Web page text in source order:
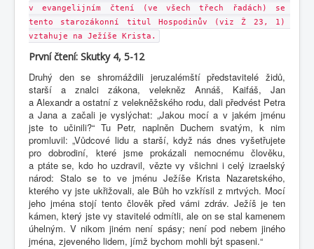
v evangelijním čtení (ve všech třech řadách) se
tento starozákonní titul Hospodinův (viz Ž 23, 1)
vztahuje na Ježíše Krista.
První čtení: Skutky 4, 5-12
Druhý den se shromáždili jeruzalémští představitelé židů,
starší a znalci zákona, velekněz Annáš, Kaifáš, Jan
a Alexandr a ostatní z velekněžského rodu, dali předvést Petra
a Jana a začali je vyslýchat: „Jakou mocí a v jakém jménu
jste to učinili?“ Tu Petr, naplněn Duchem svatým, k nim
promluvil: „Vůdcové lidu a starší, když nás dnes vyšetřujete
pro dobrodiní, které jsme prokázali nemocnému člověku,
a ptáte se, kdo ho uzdravil, vězte vy všichni i celý izraelský
národ: Stalo se to ve jménu Ježíše Krista Nazaretského,
kterého vy jste ukřižovali, ale Bůh ho vzkřísil z mrtvých. Mocí
jeho jména stojí tento člověk před vámi zdráv. Ježíš je ten
kámen, který jste vy stavitelé odmítli, ale on se stal kamenem
úhelným. V nikom jiném není spásy; není pod nebem jiného
jména, zjeveného lidem, jímž bychom mohli být spaseni.“